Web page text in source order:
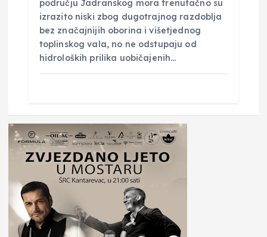
području Jadranskog mora trenutačno su
izrazito niski zbog dugotrajnog razdoblja
bez značajnijih oborina i višetjednog
toplinskog vala, no ne odstupaju od
hidroloških prilika uobičajenih…